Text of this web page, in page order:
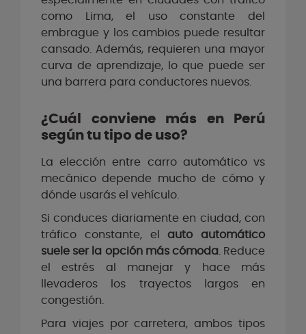
como Lima, el uso constante del
embrague y los cambios puede resultar
cansado. Además, requieren una mayor
curva de aprendizaje, lo que puede ser
una barrera para conductores nuevos.
¿Cuál conviene más en Perú
según tu tipo de uso?
La elección entre carro automático vs
mecánico depende mucho de cómo y
dónde usarás el vehículo.
Si conduces diariamente en ciudad, con
tráfico constante, elauto automático
suele ser la opción más cómoda. Reduce
el estrés al manejar y hace más
llevaderos los trayectos largos en
congestión.
Para viajes por carretera, ambos tipos